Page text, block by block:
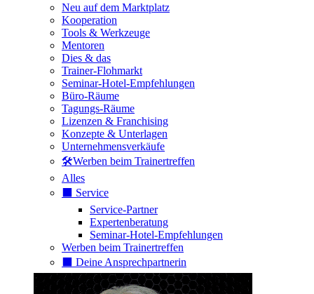
Neu auf dem Marktplatz
Kooperation
Tools & Werkzeuge
Mentoren
Dies & das
Trainer-Flohmarkt
Seminar-Hotel-Empfehlungen
Büro-Räume
Tagungs-Räume
Lizenzen & Franchising
Konzepte & Unterlagen
Unternehmensverkäufe
🛠️Werben beim Trainertreffen
Alles
⬛️ Service
Service-Partner
Expertenberatung
Seminar-Hotel-Empfehlungen
Werben beim Trainertreffen
⬛️ Deine Ansprechpartnerin